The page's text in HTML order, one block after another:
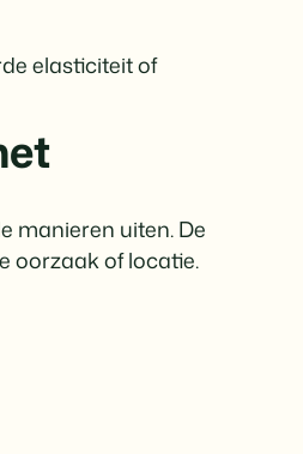
elasticiteit of
manieren uiten. De
oorzaak of locatie.